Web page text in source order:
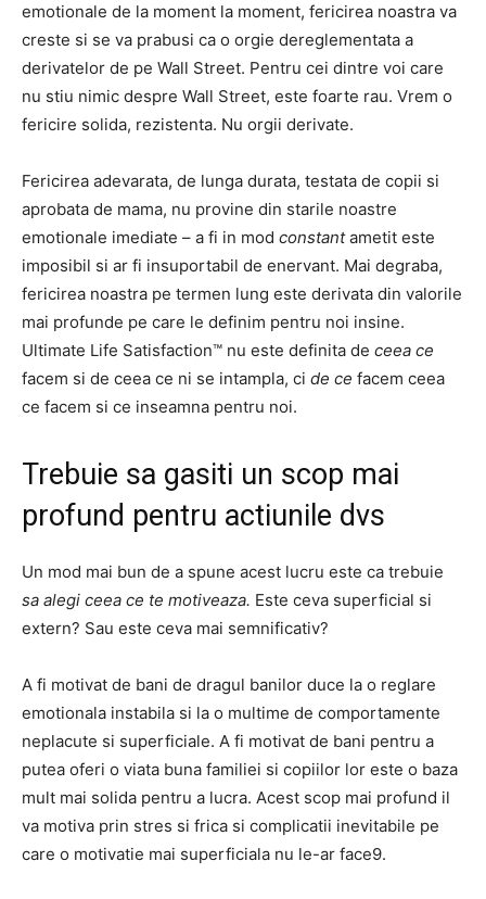
emotionale de la moment la moment, fericirea noastra va
creste si se va prabusi ca o orgie dereglementata a
derivatelor de pe Wall Street. Pentru cei dintre voi care
nu stiu nimic despre Wall Street, este foarte rau. Vrem o
fericire solida, rezistenta. Nu orgii derivate.
Fericirea adevarata, de lunga durata, testata de copii si
aprobata de mama, nu provine din starile noastre
emotionale imediate – a fi in mod constantametit este
imposibil si ar fi insuportabil de enervant. Mai degraba,
fericirea noastra pe termen lung este derivata din valorile
mai profunde pe care le definim pentru noi insine.
Ultimate Life Satisfaction™ nu este definita de ceea ce
facem si de ceea ce ni se intampla, ci de ce facem ceea
ce facem si ce inseamna pentru noi.
Trebuie sa gasiti un scop mai
profund pentru actiunile dvs
Un mod mai bun de a spune acest lucru este ca trebuie
sa alegi ceea ce te motiveaza. Este ceva superficial si
extern? Sau este ceva mai semnificativ?
A fi motivat de bani de dragul banilor duce la o reglare
emotionala instabila si la o multime de comportamente
neplacute si superficiale. A fi motivat de bani pentru a
putea oferi o viata buna familiei si copiilor lor este o baza
mult mai solida pentru a lucra. Acest scop mai profund il
va motiva prin stres si frica si complicatii inevitabile pe
care o motivatie mai superficiala nu le-ar face9.